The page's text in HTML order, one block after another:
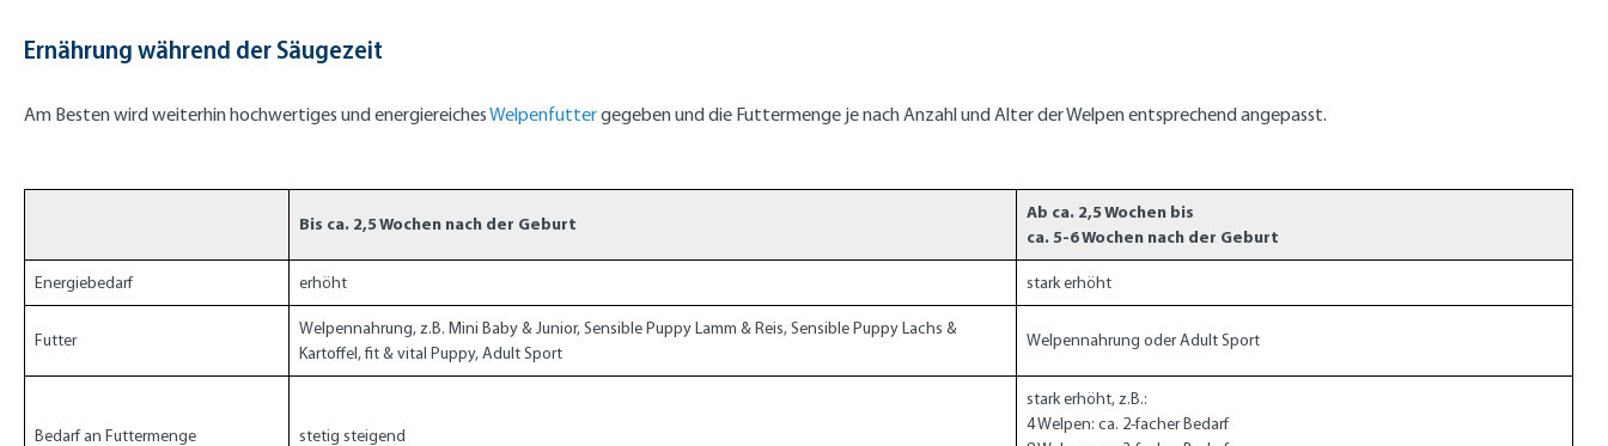
Ernährung während der Säugezeit
Am Besten wird weiterhin hochwertiges und energiereichesWelpenfuttergegeben und die Futtermenge je nach Anzahl und Alter der Welpen entsprechend angepasst.
Bis ca. 2,5 Wochen nach der Geburt
Ab ca. 2,5 Wochen bis
ca. 5-6 Wochen nach der Geburt
Energiebedarf erhöht stark erhöht
Futter
Welpennahrung, z.B. Mini Baby & Junior, Sensible Puppy Lamm & Reis, Sensible Puppy Lachs &
Kartoffel, fit & vital Puppy, Adult Sport
Welpennahrung oder Adult Sport
Bedarf an Futtermenge stetig steigend
stark erhöht, z.B.:
4 Welpen: ca. 2-facher Bedarf